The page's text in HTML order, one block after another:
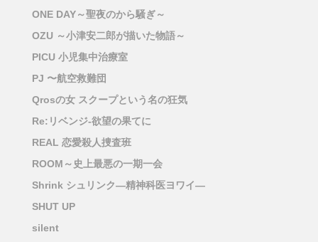
ONE DAY～聖夜のから騒ぎ～
OZU ～小津安二郎が描いた物語～
PICU 小児集中治療室
PJ 〜航空救難団
Qrosの女 スクープという名の狂気
Re:リベンジ-欲望の果てに
REAL 恋愛殺人捜査班
ROOM～史上最悪の一期一会
Shrink シュリンク―精神科医ヨワイ―
SHUT UP
silent